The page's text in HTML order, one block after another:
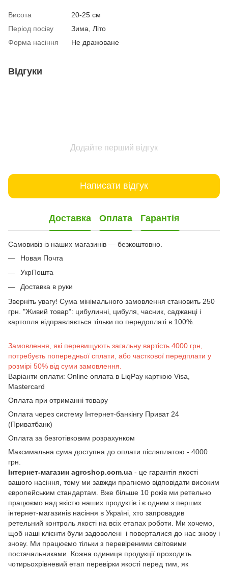
Висота
20-25 см
Період посіву
Зима, Літо
Форма насіння
Не дражоване
Відгуки
Додайте перший відгук
Написати відгук
Доставка Оплата Гарантія
Самовивіз із наших магазинів — безкоштовно.
Новая Почта
УкрПошта
Доставка в руки
Зверніть увагу! Сума мінімального замовлення становить 250
грн. "Живий товар": цибулинні, цибуля, часник, саджанці і
картопля відправляється тільки по передоплаті в 100%.
Замовлення, які перевищують загальну вартість 4000 грн,
потребуєть попередньої сплати, або часткової передплати у
розмірі 50% від суми замовлення.
Варіанти оплати: Online оплата в LiqPay карткою Visa,
Mastercard
Оплата при отриманні товару
Оплата через систему Інтернет-банкінгу Приват 24
(Приватбанк)
Оплата за безготівковим розрахунком
Максимальна сума доступна до оплати післяплатою - 4000
грн.
Інтернет-магазин agroshop.com.ua - це гарантія якості
вашого насіння, тому ми завжди прагнемо відповідати високим
європейським стандартам. Вже більше 10 років ми ретельно
працюємо над якістю наших продуктів і є одним з перших
інтернет-магазинів насіння в Україні, хто запровадив
ретельний контроль якості на всіх етапах роботи. Ми хочемо,
щоб наші клієнти були задоволені і поверталися до нас знову і
знову. Ми працюємо тільки з перевіреними світовими
постачальниками. Кожна одиниця продукції проходить
чотирьохрівневий етап перевірки якості перед тим, як